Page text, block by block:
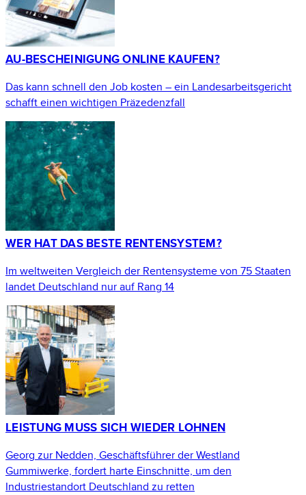
AU-BESCHEINIGUNG ONLINE KAUFEN?
Das kann schnell den Job kosten – ein Landes­arbeitsgericht
schafft einen wichtigen Präzedenzfall
WER HAT DAS BESTE RENTENSYSTEM?
Im weltweiten Vergleich der Rentensysteme von 75 Staaten
landet Deutschland nur auf Rang 14
LEISTUNG MUSS SICH WIEDER LOHNEN
Georg zur Nedden, Geschäftsführer der Westland
Gummiwerke, fordert harte Einschnitte, um den
Industriestandort Deutschland zu retten